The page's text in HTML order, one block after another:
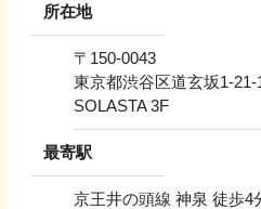
所在地
〒 150-0043
東京都渋谷区道玄坂1-21-
SOLASTA 3F
最寄駅
京王井の頭線 神泉 徒歩4